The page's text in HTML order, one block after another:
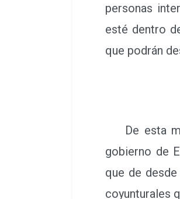
personas
esté dentro
que podrán
De esta
gobierno de
que de
coyunturales